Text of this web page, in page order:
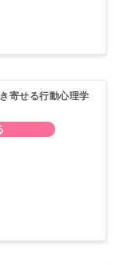
寄せる行動心理学